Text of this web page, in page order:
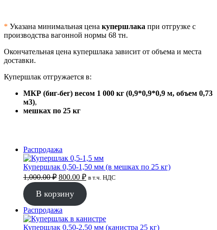
* Указана минимальная цена купершлака при отгрузке с
производства вагонной нормы 68 тн.
Окончательная цена купершлака зависит от объема и места
доставки.
Купершлак отгружается в:
МКР (биг-бег) весом 1 000 кг (0,9*0,9*0,9 м, объем 0,73
м3),
мешках по 25 кг
Распродажа
товар
Купершлак 0,50-1,50 мм (в мешках по 25 кг)
1,000.00₽ Первоначальная
цена
составляла
1,000.00 ₽.
800.00 ₽Текущая
800.00 ₽.
в т.ч. НДС
В корзину
Распродажа
товар
Купершлак 0,50-2,50 мм (канистра 25 кг)